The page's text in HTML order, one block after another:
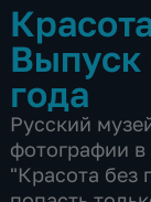
Выпуск
года
Русский
фотографии
"Красота без